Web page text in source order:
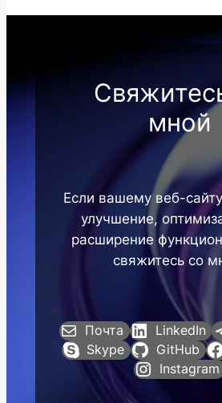
мной
Если вашему веб-
улучшение,
расширение
свяжитесь со
Почта LinkedIn
Skype
GitHub
Instagram